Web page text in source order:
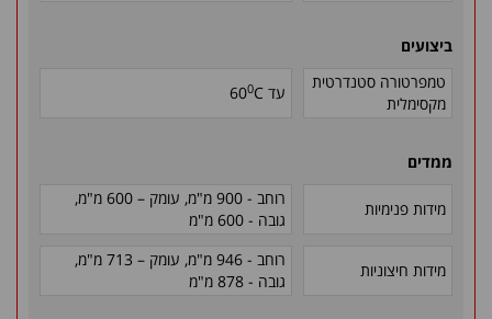
ביצועים
טמפרטורה סטנדרטית
מקסימלית
עד C
600
ממדים
מידות פנימיות
רוחב - 900 מ"מ, עומק – 600 מ"מ
,
גובה - 600 מ"מ
מידות חיצוניות
רוחב - 946 מ"מ, עומק – 713 מ"מ
,
גובה - 878 מ"מ